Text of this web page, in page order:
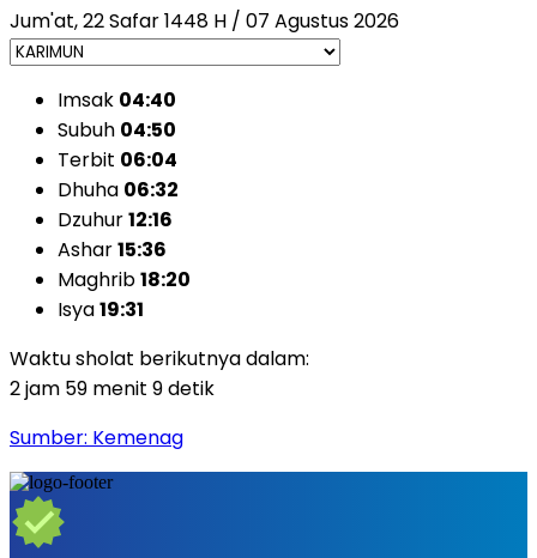
Jum'at, 22 Safar 1448 H / 07 Agustus 2026
Imsak 04:40
Subuh 04:50
Terbit 06:04
Dhuha 06:32
Dzuhur12:16
Ashar15:36
Maghrib18:20
Isya19:31
Waktu sholat berikutnya dalam:
2 jam 59 menit 8 detik
Sumber: Kemenag